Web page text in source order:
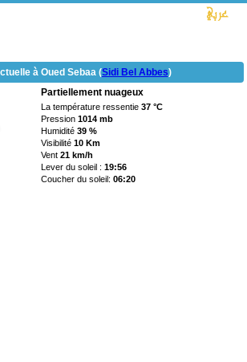
à Oued Sebaa (Sidi Bel Abbes)
Partiellement nuageux
La température ressentie37 °C
Pression1014 mb
Humidité39 %
Visibilité10 Km
Vent21 km/h
Lever du soleil :19:56
Coucher du soleil:06:20